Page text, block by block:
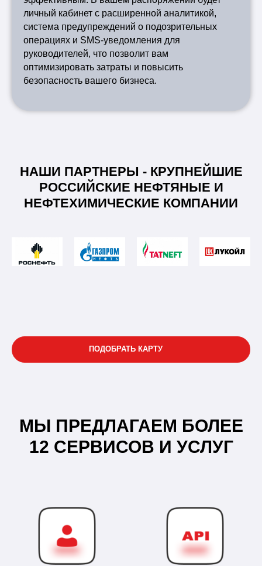
личный кабинет с расширенной аналитикой,
система предупреждений о подозрительных
операциях и SMS-уведомления для
руководителей, что позволит вам
оптимизировать затраты и повысить
безопасность вашего бизнеса.
НАШИ ПАРТНЕРЫ - КРУПНЕЙШИЕ
РОССИЙСКИЕ НЕФТЯНЫЕ И
НЕФТЕХИМИЧЕСКИЕ КОМПАНИИ
ПОДОБРАТЬ КАРТУ
МЫ ПРЕДЛАГАЕМ БОЛЕЕ
12 СЕРВИСОВ И УСЛУГ